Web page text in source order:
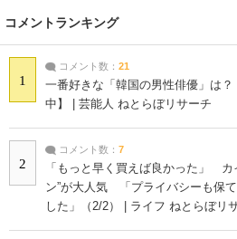
コメントランキング
1
コメント数： 21
一番好きな「韓国の男性俳優」は
中】 | 芸能人 ねとらぼリサーチ
2
コメント数： 7
「もっと早く買えば良かった」 カ
ン”が大人気 「プライバシーも保
した」（2/2） | ライフ ねとらぼリ